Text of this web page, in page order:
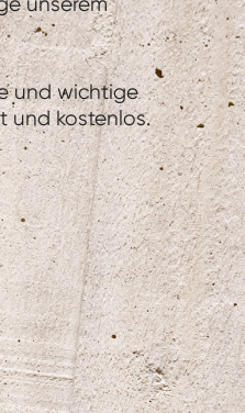
und wichtige
und kostenlos.